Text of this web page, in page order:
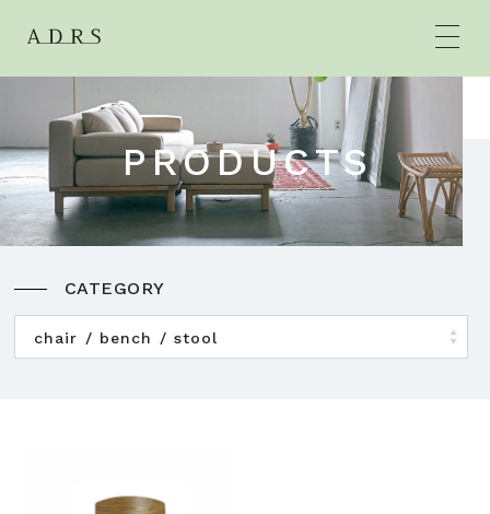
HOME
BRANDS
PRODUCTS
PRODUCTS
CATEGORY
chair / bench / stool